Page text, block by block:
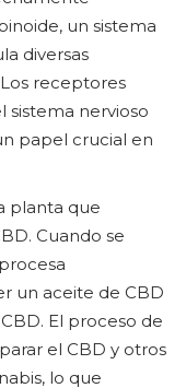
un sistema
diversas
receptores
sistema nervioso
papel crucial en
planta que
Cuando se
un aceite de CBD
El proceso de
el CBD y otros
lo que